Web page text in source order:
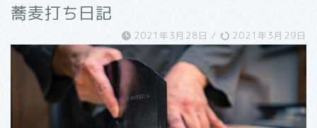
蕎麦打ち日記
2021年3月28日 / 2021年3月29日